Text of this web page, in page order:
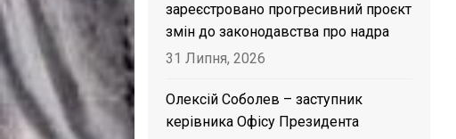
зареєстровано прогресивний проєкт
змін до законодавства про надра
31 Липня, 2026
Олексій Соболев – заступник
керівника Офісу Президента